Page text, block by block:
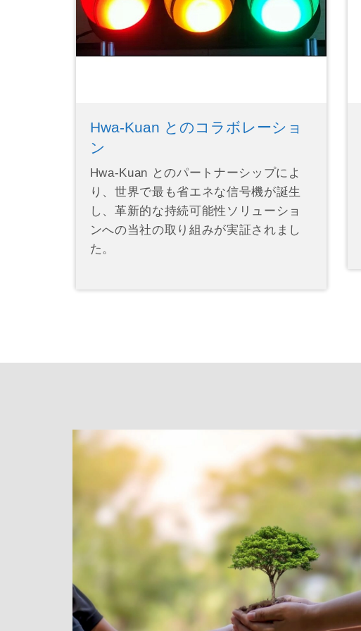
Hwa-Kuan とのコラボレーショ
ン
Hwa-Kuan とのパートナーシップによ
り、世界で最も省エネな信号機が誕生
し、革新的な持続可能性ソリューショ
ンへの当社の取り組みが実証されまし
た。